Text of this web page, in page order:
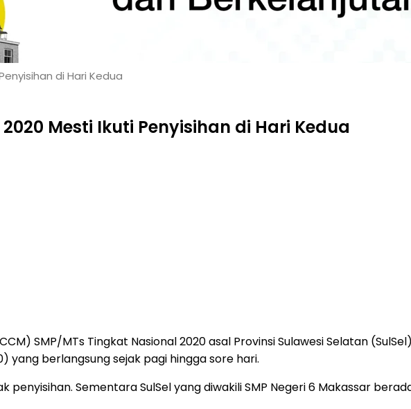
di Hari Kedua
Mesti Ikuti Penyisihan di Hari Kedua
SMP/MTs Tingkat Nasional 2020 asal Provinsi Sulawesi Selatan
berlangsung sejak pagi hingga sore hari.
Sementara SulSel yang diwakili SMP Negeri 6 Makassar